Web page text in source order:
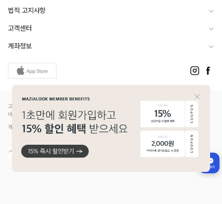
법적 고지사항
고객센터
계좌정보
고객님은 안전거래를 위해 현금 등으로 결제 시 저희 쇼핑몰에서 가입한 PG사의 구매안전서
비스를 이용하실 수 있습니다.
개인정보보호배상책임보험(Ⅱ) 가입 - 메리츠화재 증권번호 14610-1327